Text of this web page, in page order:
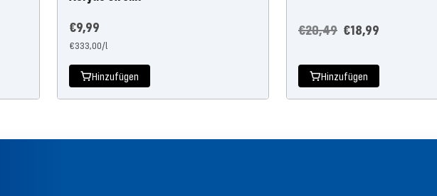
Angebotspreis
€9,99
€333,00/l
Hinzufügen
Angebotspreis
€18,99
Regulärer
€20,49
Hinzufügen